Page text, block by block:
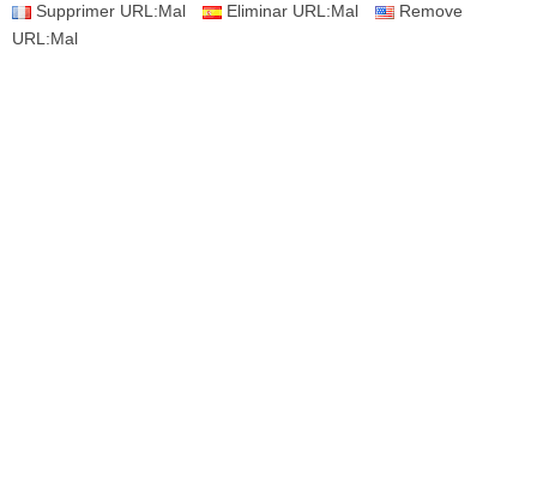
Supprimer URL:Mal Eliminar URL:Mal
Remove
URL:Mal